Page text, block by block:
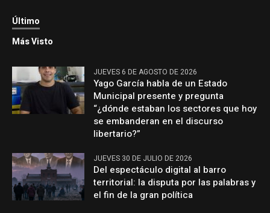
Último
Más Visto
JUEVES 6 DE AGOSTO DE 2026
Yago García habla de un Estado
Municipal presente y pregunta
“¿dónde estaban los sectores que hoy
se embanderan en el discurso
libertario?”
JUEVES 30 DE JULIO DE 2026
Del espectáculo digital al barro
territorial: la disputa por las palabras y
el fin de la gran política